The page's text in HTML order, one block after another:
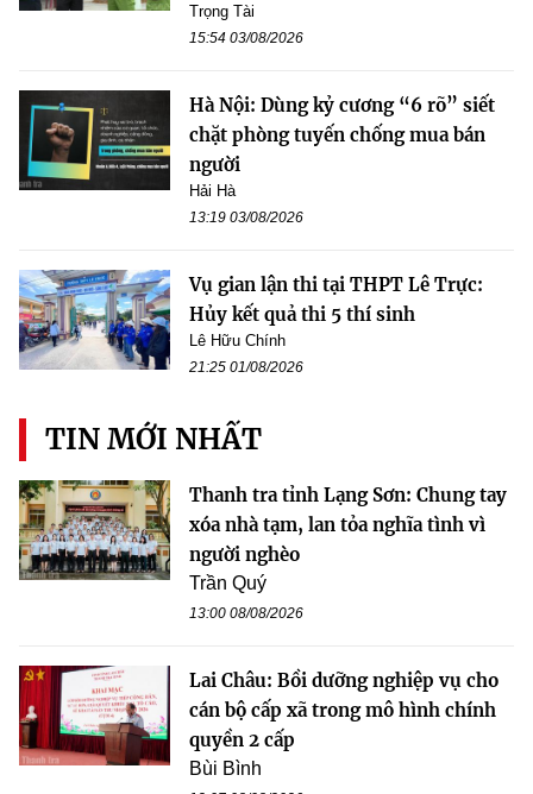
Trọng Tài
15:54 03/08/2026
Hà Nội: Dùng kỷ cương “6 rõ” siết
chặt phòng tuyến chống mua bán
người
Hải Hà
13:19 03/08/2026
Vụ gian lận thi tại THPT Lê Trực:
Hủy kết quả thi 5 thí sinh
Lê Hữu Chính
21:25 01/08/2026
TIN MỚI NHẤT
Thanh tra tỉnh Lạng Sơn: Chung tay
xóa nhà tạm, lan tỏa nghĩa tình vì
người nghèo
Trần Quý
13:00 08/08/2026
Lai Châu: Bồi dưỡng nghiệp vụ cho
cán bộ cấp xã trong mô hình chính
quyền 2 cấp
Bùi Bình